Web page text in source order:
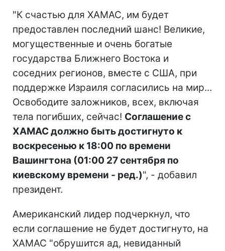
"К счастью для ХАМАС, им будет
предоставлен последний шанс! Великие,
могущественные и очень богатые
государства Ближнего Востока и
соседних регионов, вместе с США, при
поддержке Израиля согласились на мир...
Освободите заложников, всех, включая
тела погибших, сейчас! Соглашение с
ХАМАС должно быть достигнуто к
воскресенью к 18:00 по времени
Вашингтона (01:00 27 сентября по
киевскому времени - ред.)", - добавил
президент.
Американский лидер подчеркнул, что
если соглашение не будет достигнуто, на
ХАМАС "обрушится ад, невиданный